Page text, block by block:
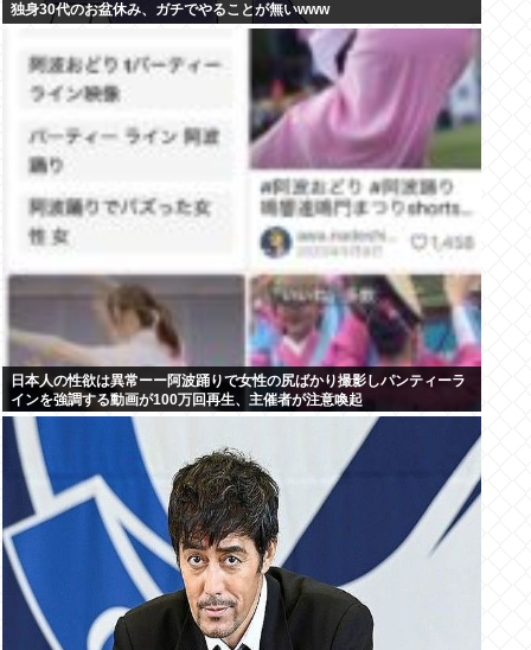
独身30代のお盆休み、ガチでやることが無いwww
日本人の性欲は異常ーー阿波踊りで女性の尻ばかり撮影しパンティーラ
インを強調する動画が100万回再生、主催者が注意喚起